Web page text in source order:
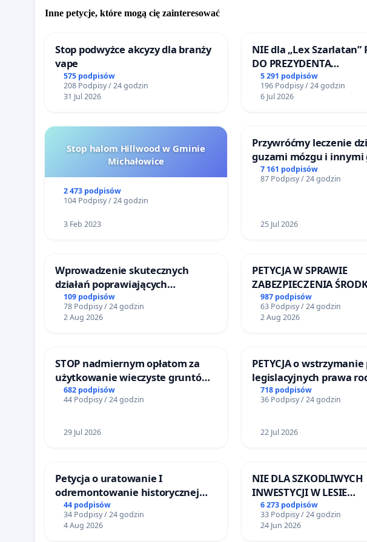
Z wyrazami szacunku,
Inne petycje, które mogą cię zainteresować
Stop podwyżce akcyzy dla branży
vape
575 podpisów
208 Podpisy / 24 godzin
31 Jul 2026
NIE dla „Lex Szarlatan”
DO PREZYDENTA
RZECZYPOSPOLITEJ
5 291 podpisów
196 Podpisy / 24 godzin
6 Jul 2026
Stop halom Hillwood w Gminie
Michałowice
2 473 podpisów
104 Podpisy / 24 godzin
3 Feb 2023
Przywróćmy leczenie
guzami mózgu i innymi
litymi do
Centrum Zdrowia
7 161 podpisów
87 Podpisy / 24 godzin
25 Jul 2026
Wprowadzenie skutecznych
działań poprawiających
bezpieczeństwo na ulicy
Żeromskiego w Otwocku
109 podpisów
78 Podpisy / 24 godzin
2 Aug 2026
PETYCJA W SPRAWIE
ZABEZPIECZENIA
FUNKCJONOWANIE
DLA BEZDOMNYCH
SKARYSZEWIE
987 podpisów
63 Podpisy / 24 godzin
2 Aug 2026
STOP nadmiernym opłatom za
użytkowanie wieczyste gruntów
zajmowanych przez rodzinne
ogrody działkowe.
682 podpisów
44 Podpisy / 24 godzin
29 Jul 2026
PETYCJA o
legislacyjnych prawa
narażających ofiary
718 podpisów
36 Podpisy / 24 godzin
22 Jul 2026
Petycja o uratowanie I
odremontowanie historycznej
Lokomotywy sm42-914
44 podpisów
34 Podpisy / 24 godzin
4 Aug 2026
NIE DLA SZKODLIWYCH
INWESTYCJI W LESIE
ŁAGIEWNICKIM I
6 273 podpisów
33 Podpisy / 24 godzin
24 Jun 2026